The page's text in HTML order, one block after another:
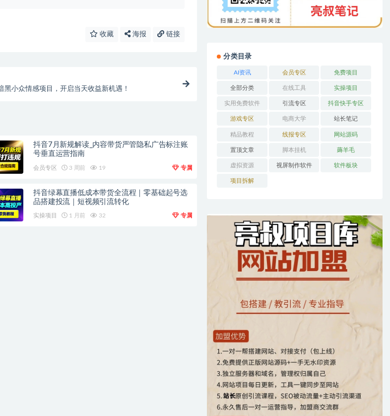
收藏 海报 链接
黑小众情感项目，开启当天收益新机遇！
抖音7月新规解读_内容带货严管隐私广告标注账
号垂直运营指南
会员专区 3 周前 19 专属
抖音绿幕直播低成本带货全流程｜零基础起号选
品搭建投流｜短视频引流转化
实操项目 1 月前 32 专属
分类目录
AI资讯 会员专区 免费项目
全部分类 在线工具 实操项目
实用免费软件 引流专区 抖音快手专区
游戏专区 电商大学 站长笔记
精品教程 线报专区 网站源码
置顶文章 脚本挂机 薅羊毛
虚拟资源 视屏制作软件 软件板块
项目拆解